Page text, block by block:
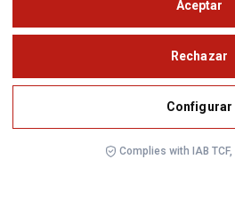
www.corver.es
© Copyright
Configurar
Rechazar
Aceptar
Complies with IAB TCF,